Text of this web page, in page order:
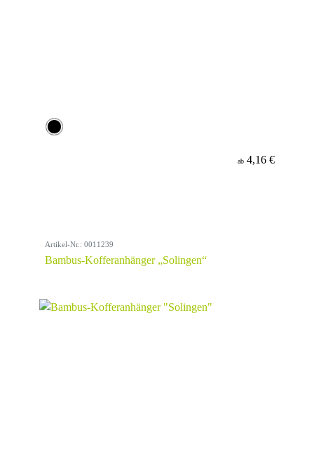
ab 4,16 €
Artikel-Nr.: 0011239
Bambus-Kofferanhänger „Solingen“